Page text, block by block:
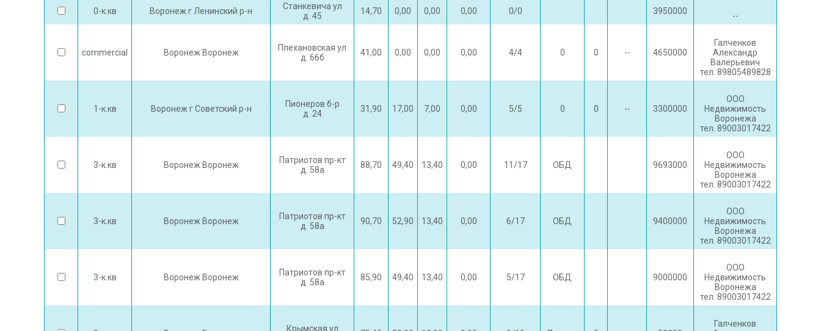
0-к.кв Воронеж г Ленинский р-н
Станкевича ул
д. 45
14,70 0,00 0,00 0,00 0/0 3950000 --
commercial Воронеж Воронеж
Плехановская ул
д. 66б
41,00 0,00 0,00 0,00 4/4 0 0 -- 4650000
Галченков
Александр
Валерьевич
тел. 89805489828
1-к.кв Воронеж г Советский р-н
Пионеров б-р
д. 24
31,90 17,00 7,00 0,00 5/5 0 0 -- 3300000
ООО
Недвижимость
Воронежа
тел. 89003017422
3-к.кв Воронеж Воронеж
Патриотов пр-кт
д. 58а
88,70 49,40 13,40 0,00 11/17 ОБД 9693000
ООО
Недвижимость
Воронежа
тел. 89003017422
3-к.кв Воронеж Воронеж
Патриотов пр-кт
д. 58а
90,70 52,90 13,40 0,00 6/17 ОБД 9400000
ООО
Недвижимость
Воронежа
тел. 89003017422
3-к.кв Воронеж Воронеж
Патриотов пр-кт
д. 58а
85,90 49,40 13,40 0,00 5/17 ОБД 9000000
ООО
Недвижимость
Воронежа
тел. 89003017422
Крымская ул
Галченков